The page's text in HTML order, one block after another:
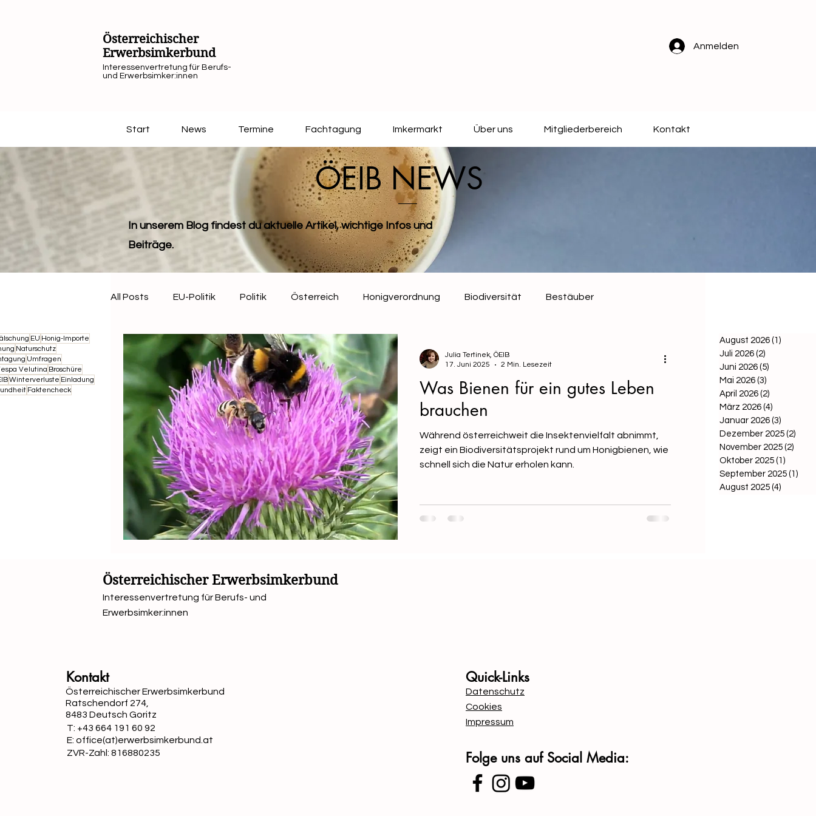
Österreichischer
Erwerbsimkerbund
Interessenvertretung für Berufs-
und Erwerbsimker:innen
Anmelden
Start News Termine Fachtagung Imkermarkt Über uns Mitgliederbereich Kontakt
ÖEIB NEWS
In unserem Blog findest du aktuelle Artikel, wichtige Infos und
Beiträge.
EU Honig-Importe
Naturschutz
Umfragen
Velutina Broschüre
Winterverluste Einladung
Faktencheck
All Posts EU-Politik Politik Österreich Honigverordnung Biodiversität Bestäuber
Landwirtschaft Termin Bienen Verbandsinformationen
Was Bienen für ein gutes Leben
brauchen
Während österreichweit die Insektenvielfalt abnimmt,
zeigt ein Biodiversitätsprojekt rund um Honigbienen, wie
schnell sich die Natur erholen kann.
Julia Tertinek, ÖEIB
17. Juni 2025
2 Min. Lesezeit
August 2026 (1)
Juli 2026 (2)
Juni 2026 (5)
Mai 2026 (3)
April 2026 (2)
März 2026 (4)
Januar 2026 (3)
Dezember 2025 (2)
November 2025 (2)
Oktober 2025 (1)
September 2025 (1)
August 2025 (4)
Österreichischer Erwerbsimkerbund
Interessenvertretung für Berufs- und
Erwerbsimker:innen
Kontakt
Österreichischer Erwerbsimkerbund
Ratschendorf 274,
8483 Deutsch Goritz
T: +43 664 191 60 92
E: office(at)erwerbsimkerbund.at
ZVR-Zahl: 816880235
Quick-Links
Datenschutz
Cookies
Impressum
Folge uns auf Social Media: